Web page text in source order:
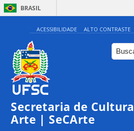
BRASIL
ACESSIBILIDADE ALTO CONTRASTE
Secretaria de
Arte | SeCArte